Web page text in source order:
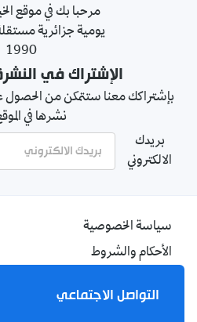
مرحبا بك في موقع
يومية جزائرية
1990
الإشتراك في
بإشتراكك معنا ستتمكن من الحصول
نشرها في
بريدك
الالكتروني
سياسة الخصوصية
الأحكام والشروط
اتصل بنا
التواصل الاجتماعي